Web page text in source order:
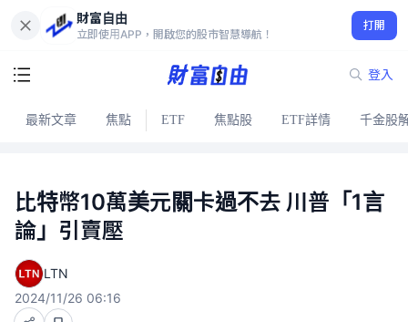
財富自由
立即使用APP，開啟您的股市智慧導航！
打開
登入
最新文章 焦點 ETF 焦點股 ETF詳情 千金股
比特幣10萬美元關卡過不去 川普「1言
論」引賣壓
LTN
2024/11/26 06:16